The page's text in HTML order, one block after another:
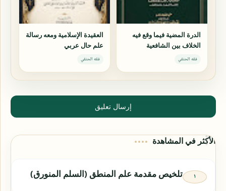
الدرة المضية فيما وقع فيه
الخلاف بين الشافعية
والحنفية
فقه الحنفي
العقيدة الإسلامية ومعه رسالة
علم حال عربي
فقه الحنفي
إرسال تعليق
الأكثر في المشاهدة
تلخيص مقدمة علم المنطق (السلم المنورق)